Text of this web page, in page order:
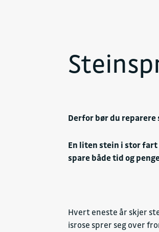
Derfor bør du
En liten stein i stor
spare både tid og
Hvert eneste år skjer
isrose sprer seg over